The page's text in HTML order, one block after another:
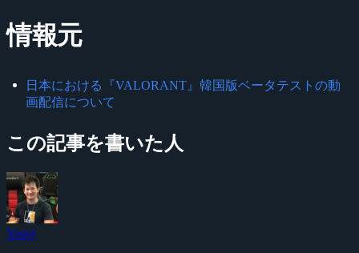
情報元
日本における『VALORANT』韓国版ベータテストの動
画配信について
この記事を書いた人
Yossy